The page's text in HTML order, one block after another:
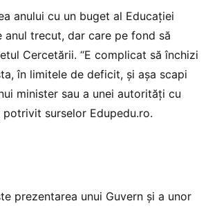
anului cu un buget al Educației
anul trecut, dar care pe fond să
Cercetării. “E complicat să închizi
în limitele de deficit, și așa scapi
minister sau a unei autorități cu
potrivit surselor Edupedu.ro.
prezentarea unui Guvern și a unor